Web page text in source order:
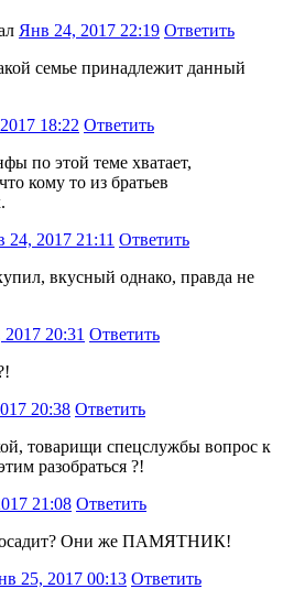
Янв 24, 2017 22:19 Ответить
семье принадлежит данный
18:22 Ответить
по этой теме хватает,
кому то из братьев
24, 2017 21:11 Ответить
вкусный однако, правда не
20:31 Ответить
20:38 Ответить
товарищи спецслужбы вопрос к
разобраться ?!
21:08 Ответить
Они же ПАМЯТНИК!
25, 2017 00:13 Ответить